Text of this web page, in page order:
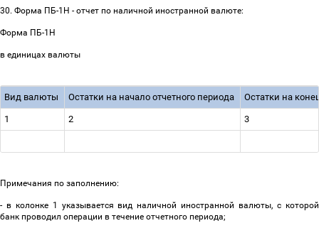
30. Форма ПБ-1Н - отчет по наличной иностранной валюте:
Форма ПБ-1Н
в единицах валюты
Вид валюты Остатки на начало отчетного периода Остатки на
1 2 3
Примечания по заполнению:
- в колонке 1 указывается вид наличной иностранной валюты, с которой
банк проводил операции в течение отчетного периода;